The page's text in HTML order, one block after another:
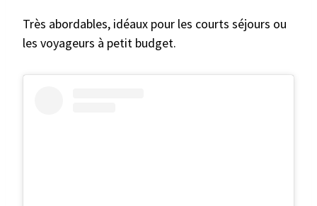
Très abordables, idéaux pour les courts séjours ou
les voyageurs à petit budget.